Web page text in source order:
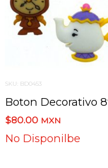
SKU: BD0453
$80.00 MXN
No Disponilbe